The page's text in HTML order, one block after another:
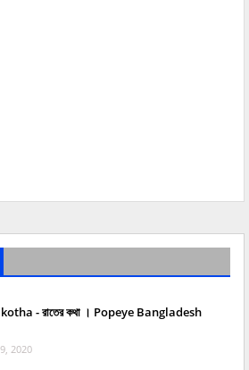
- রাতের কথা । Popeye Bangladesh
2020